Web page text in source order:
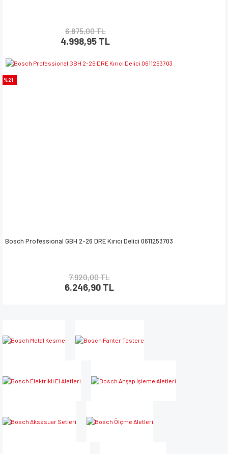
6.875,00 TL
4.998,95 TL
%21
Bosch Professional GBH 2-26 DRE Kırıcı Delici 0611253703
7.920,00 TL
6.246,90 TL